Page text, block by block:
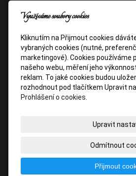
Využíváme soubory cookies
Kliknutím na Přijmout cookies
vybraných cookies (nutné,
marketingové). Cookies používáme
našeho webu, měření jeho
reklam. To jaké cookies budou
rozhodnout pod tlačítkem Upravit
Prohlášení o cookies.
Upravit
Odmítnout
Přijmout